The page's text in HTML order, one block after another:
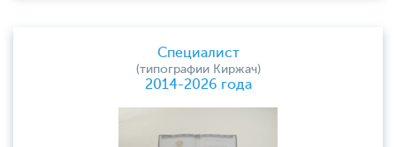
Специалист
(типографии Киржач)
2014-2026 года